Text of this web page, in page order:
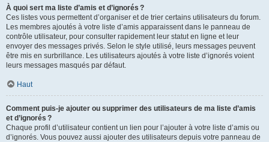
À quoi sert ma liste d’amis et d’ignorés ?
Ces listes vous permettent d’organiser et de trier certains utilisateurs du forum.
Les membres ajoutés à votre liste d’amis apparaissent dans le panneau de
contrôle utilisateur, pour consulter rapidement leur statut en ligne et leur
envoyer des messages privés. Selon le style utilisé, leurs messages peuvent
être mis en surbrillance. Les utilisateurs ajoutés à votre liste d’ignorés voient
leurs messages masqués par défaut.
Haut
Comment puis-je ajouter ou supprimer des utilisateurs de ma liste d’amis
et d’ignorés ?
Chaque profil d’utilisateur contient un lien pour l’ajouter à votre liste d’amis ou
d’ignorés. Vous pouvez aussi ajouter des utilisateurs depuis votre panneau de